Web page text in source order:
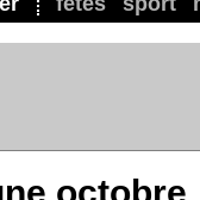
octobre